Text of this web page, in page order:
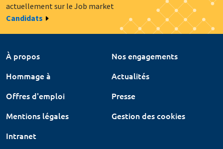
actuellement sur le Job market
Candidats
À propos
Nos engagements
Hommage à
Actualités
Offres d'emploi
Presse
Mentions légales
Gestion des cookies
Intranet